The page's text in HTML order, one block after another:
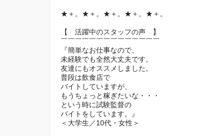
★＋。★＋。★＋。★＋。★＋。
【 活躍中のスタッフの声 】
￣￣￣￣￣￣￣￣￣￣￣￣￣￣
『簡単なお仕事なので、
未経験でも全然大丈夫です。
友達にもオススメしました。
普段は飲食店で
バイトしていますが、
もうちょっと稼ぎたいな・・・
という時に試験監督の
バイトをしています。』
＜大学生／10代・女性＞